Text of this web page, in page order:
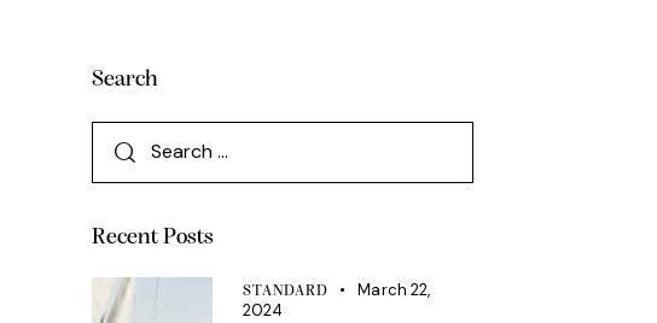
Search
Recent Posts
STANDARD
March 22,
2024